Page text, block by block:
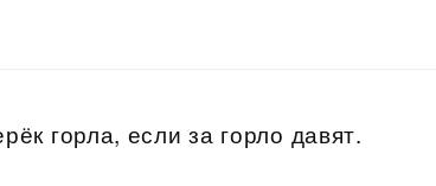
горла, если за горло давят.